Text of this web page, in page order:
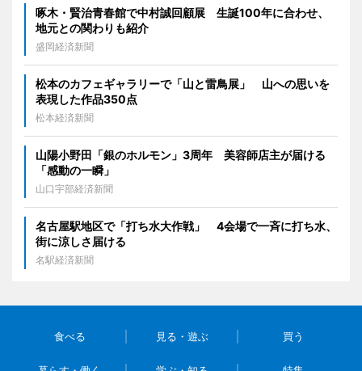
啄木・賢治青春館で中村誠回顧展 生誕100年に合わせ、
地元との関わりも紹介
盛岡経済新聞
松本のカフェギャラリーで「山と雷鳥展」 山への思いを
表現した作品350点
松本経済新聞
山陽小野田「銀のホルモン」3周年 美容師店主が届ける
「感動の一瞬」
山口宇部経済新聞
名古屋駅地区で「打ち水大作戦」 4会場で一斉に打ち水、
街に涼しさ届ける
名駅経済新聞
食べる 見る・遊ぶ 買う